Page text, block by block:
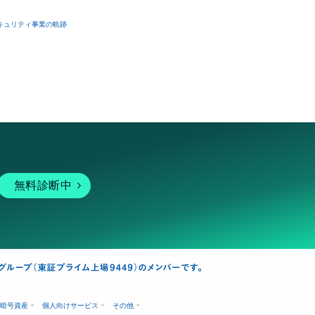
ュリティ事業の軌跡
無料診断中
暗号資産 個人向けサービス その他